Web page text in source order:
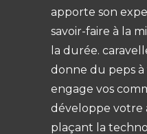
apporte son
savoir-faire à la
la durée.
donne du peps
engage vos
développe votre
plaçant la